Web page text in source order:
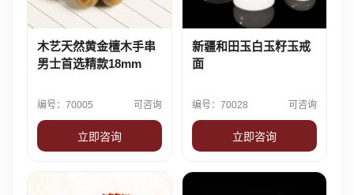
木艺天然黄金檀木手串
男士首选精款18mm
编号：70005 可咨询
立即咨询
新疆和田玉白玉籽玉戒
面
编号：70028 可咨询
立即咨询